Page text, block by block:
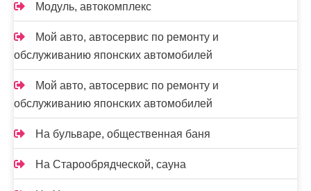
Модуль, автокомплекс
Мой авто, автосервис по ремонту и
обслуживанию японских автомобилей
Мой авто, автосервис по ремонту и
обслуживанию японских автомобилей
На бульваре, общественная баня
На Старообрядческой, сауна